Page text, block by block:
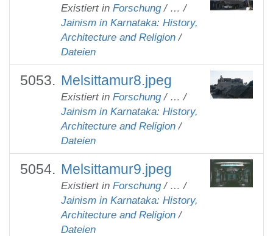
Existiert in Forschung / …/
Jainism in Karnataka: History,
Architecture and Religion /
Dateien
Melsittamur8.jpeg
Existiert in Forschung / …/
Jainism in Karnataka: History,
Architecture and Religion /
Dateien
Melsittamur9.jpeg
Existiert in Forschung / …/
Jainism in Karnataka: History,
Architecture and Religion /
Dateien